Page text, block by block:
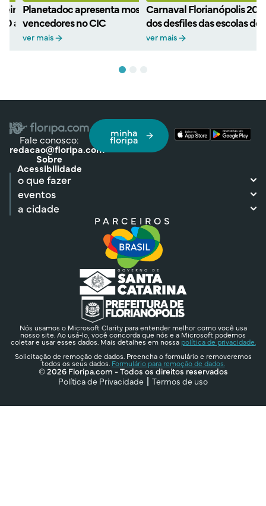
filmes
anos com retorno ao
Planetadoc apresenta mostra gratuita de filmes
vencedores no CIC
ver mais
Carnaval Florianópolis
dos desfiles das escolas de
ver mais
Fale conosco:
redacao@floripa.com
Sobre
Acessibilidade
minha
floripa
o que fazer
eventos
a cidade
PARCEIROS
Nós usamos o Microsoft Clarity para entender melhor como você usa
nosso site. Ao usá-lo, você concorda que nós e a Microsoft podemos
coletar e usar esses dados. Mais detalhes em nossa política de privacidade.
Solicitação de remoção de dados. Preencha o formulário e removeremos
todos os seus dados. Formulário para remoção de dados.
© 2026 Floripa.com - Todos os direitos reservados
Política de Privacidade
Termos de uso